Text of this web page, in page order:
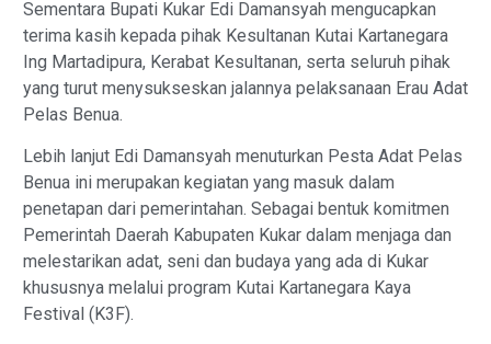
Sementara Bupati Kukar Edi Damansyah mengucapkan
terima kasih kepada pihak Kesultanan Kutai Kartanegara
Ing Martadipura, Kerabat Kesultanan, serta seluruh pihak
yang turut menysukseskan jalannya pelaksanaan Erau Adat
Pelas Benua.
Lebih lanjut Edi Damansyah menuturkan Pesta Adat Pelas
Benua ini merupakan kegiatan yang masuk dalam
penetapan dari pemerintahan. Sebagai bentuk komitmen
Pemerintah Daerah Kabupaten Kukar dalam menjaga dan
melestarikan adat, seni dan budaya yang ada di Kukar
khususnya melalui program Kutai Kartanegara Kaya
Festival (K3F).